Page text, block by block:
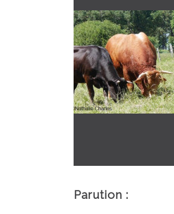
Parution :